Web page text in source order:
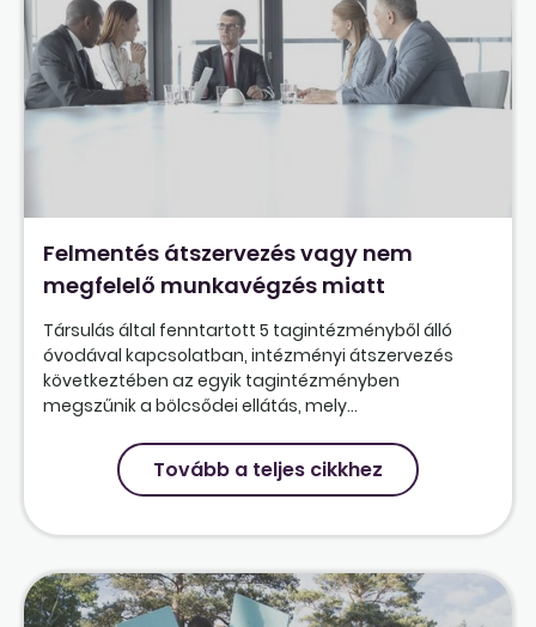
Felmentés átszervezés vagy nem
megfelelő munkavégzés miatt
Társulás által fenntartott 5 tagintézményből álló
óvodával kapcsolatban, intézményi átszervezés
következtében az egyik tagintézményben
megszűnik a bölcsődei ellátás, mely...
Tovább a teljes cikkhez